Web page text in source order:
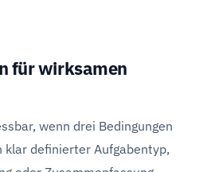
für wirksamen
wenn drei Bedingungen
definierter Aufgabentyp,